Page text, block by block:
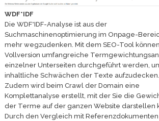
WDF*IDF
Die WDF*IDF-Analyse ist aus der
Suchmaschinenoptimierung im Onpage-
mehr wegzudenken. Mit dem SEO-Tool
Vollversion umfangreiche
einzelner Unterseiten durchgeführt werden,
inhaltliche Schwächen der Texte aufzudecken.
Zudem wird beim Crawl der Domain eine
Komplettanalyse erstellt, mit der Sie die
der Terme auf der ganzen Website darstellen
Durch den Vergleich mit